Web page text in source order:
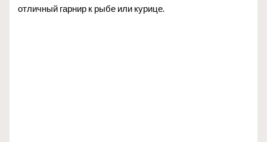
отличный гарнир к рыбе или курице.